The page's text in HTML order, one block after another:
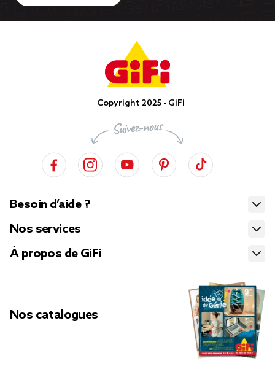
Copyright 2025 - GiFi
Besoin d’aide ?
Nos services
À propos de GiFi
Nos catalogues